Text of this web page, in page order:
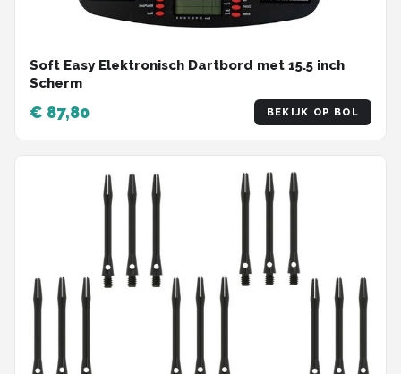
Soft Easy Elektronisch Dartbord met 15.5 inch
Scherm
€ 87,80 BEKIJK OP BOL